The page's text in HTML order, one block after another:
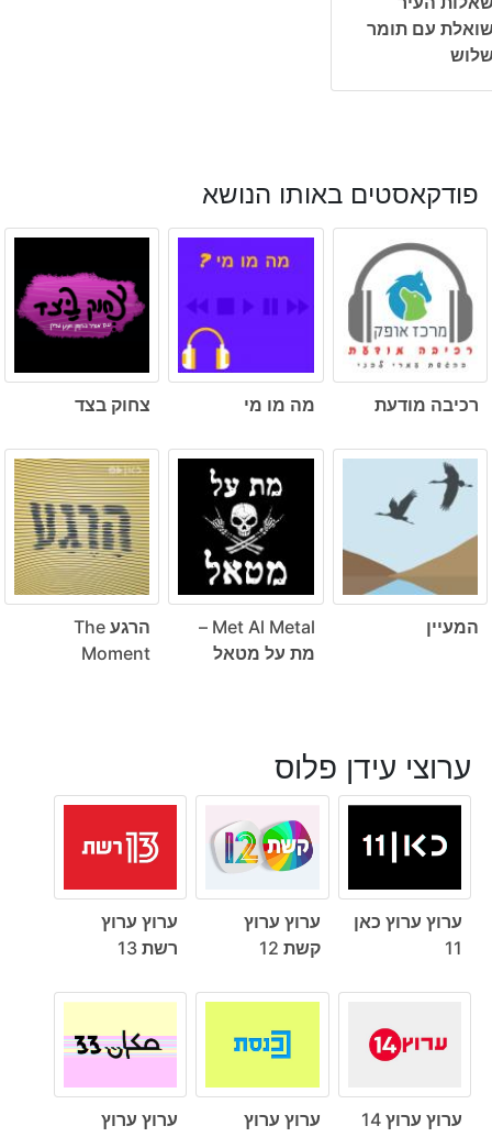
עם תומר
פודקאסטים באותו הנושא
רכיבה מודעת מה מו מי צחוק בצד
המעיין
Met Al Metal –
מת על מטאל
הרגע The
Moment
ערוצי עידן פלוס
ערוץ ערוץ כאן
11
ערוץ ערוץ
קשת 12
ערוץ ערוץ
רשת 13
ערוץ ערוץ 14
ערוץ ערוץ
ערוץ ערוץ